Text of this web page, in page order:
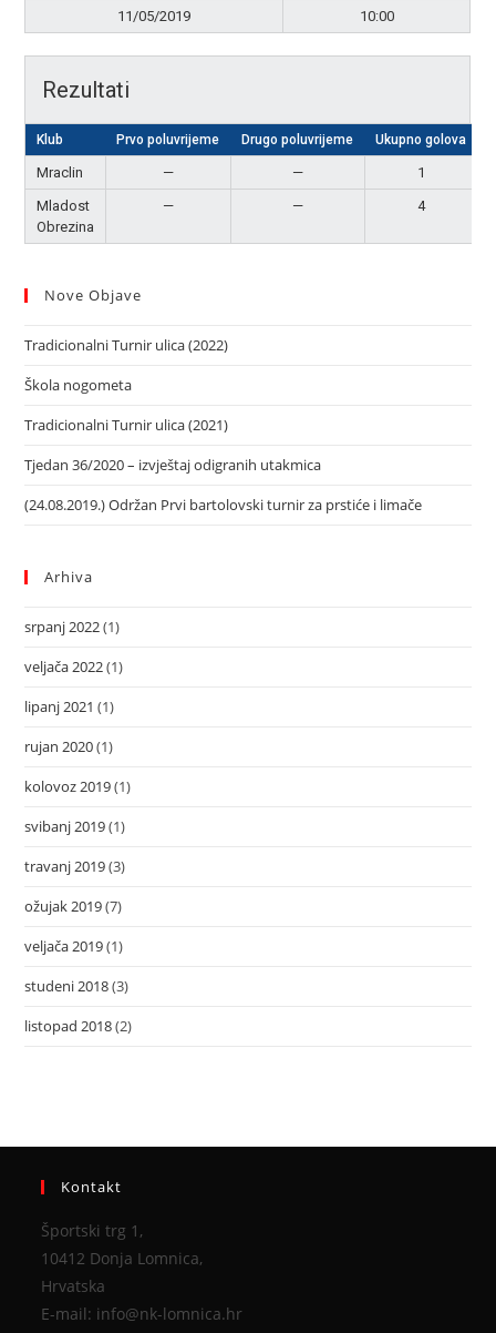
11/05/2019 10:00
Rezultati
Klub Prvo poluvrijeme Drugo poluvrijeme Ukupno golova
Mraclin — —
1
Mladost
Obrezina
— — 4
Nove Objave
Tradicionalni Turnir ulica (2022)
Škola nogometa
Tradicionalni Turnir ulica (2021)
Tjedan 36/2020 – izvještaj odigranih utakmica
(24.08.2019.) Održan Prvi bartolovski turnir za prstiće i limače
Arhiva
srpanj 2022(1)
veljača 2022(1)
lipanj 2021 (1)
rujan 2020(1)
kolovoz 2019(1)
svibanj 2019(1)
travanj 2019(3)
ožujak 2019(7)
veljača 2019(1)
studeni 2018(3)
listopad 2018(2)
Kontakt
Športski trg 1,
10412 Donja Lomnica,
Hrvatska
E-mail: info@nk-lomnica.hr